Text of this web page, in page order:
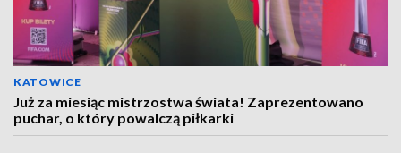
KATOWICE
Już za miesiąc mistrzostwa świata! Zaprezentowano
puchar, o który powalczą piłkarki